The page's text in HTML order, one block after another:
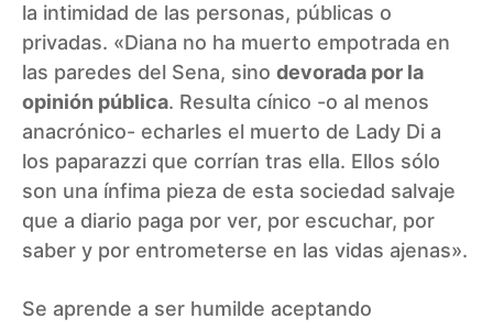
la intimidad de las personas, públicas o
privadas. «Diana no ha muerto empotrada en
las paredes del Sena, sino devorada por la
opinión pública. Resulta cínico -o al menos
anacrónico- echarles el muerto de Lady Di a
los paparazzi que corrían tras ella. Ellos sólo
son una ínfima pieza de esta sociedad salvaje
que a diario paga por ver, por escuchar, por
saber y por entrometerse en las vidas ajenas».
Se aprende a ser humilde aceptando